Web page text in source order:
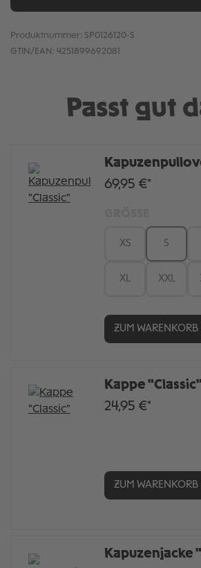
Produktnummer: SP0126120-S
GTIN/EAN: 4251899692081
Passt gut
69,95 €*
XS S
XL XXL
ZUM
Kappe "Classic"
24,95 €*
ZUM
Kapuzenjacke